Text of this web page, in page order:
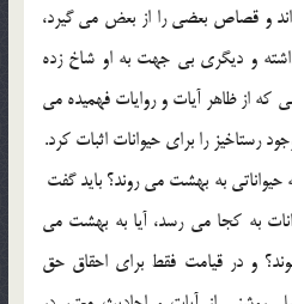
و قصاص بعضي را از بعض مي گيرد،
و ديگري بي جهت به او شاخ زده
گرفت.[4] از مطالبي كه از ظاهر آيات و روايات فهميده مي
رستاخيز را براي حيوانات اثبات كرد.
به بهشت مي روند؟ باید گفت
به كجا مي رسد، آيا به بهشت مي
و در قيامت فقط براي احقاق حق